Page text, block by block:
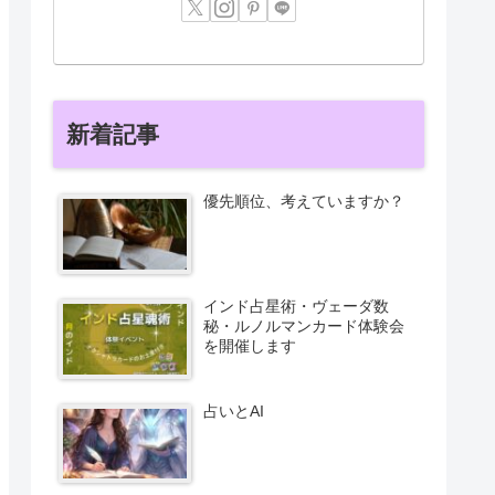
新着記事
優先順位、考えていますか？
インド占星術・ヴェーダ数
秘・ルノルマンカード体験会
を開催します
占いとAI